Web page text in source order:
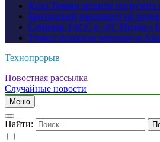
Кита Тимми решили погрузить
Британский парламент не
Семинар ТАСС в «РГ Медиа»:
Турист потрогал черепаху в
Технопрорыв
Новостная рассылка
Случайные новости
Меню
Найти: